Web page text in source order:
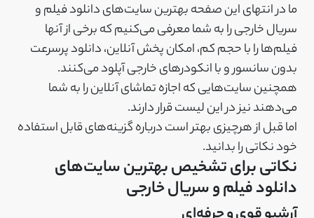
ما در انتهای این صفحه بهترین سایت‌های دانلود فیلم و
سریال خارجی را به شما معرفی می‌کنیم که برخی از آنها
فیلم‌ها را با حجم کم، امکان پخش آنلاین، دانلود پرسرعت
بدون سانسور و با انکودرهای خارجی آپلود می‌کنند.
همچنین سایت‌هایی که اجازه تماشای آنلاین را به شما
می‌دهند نیز در این لیست قرار دارند.
اما قبل از هرچیزی بهتر است درباره گزینه‌های قابل استفاده
خود نکاتی را بدانید.
نکاتی برای تشخیص بهترین سایت‌های
دانلود فیلم و سریال خارجی